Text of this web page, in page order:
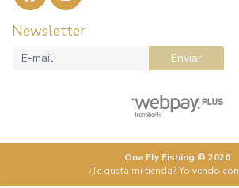
Newsletter
Enviar
Ona Fly Fishing © 2026
¿Te gusta mi tienda? Yo vendo con